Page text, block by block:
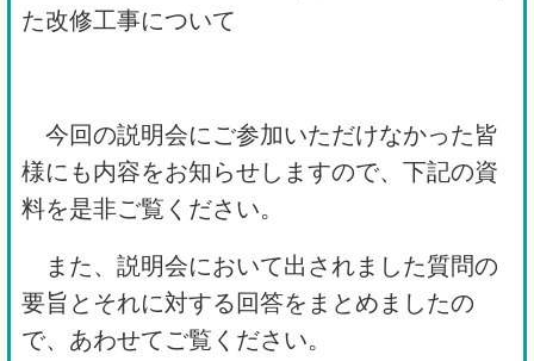
た改修工事について
今回の説明会にご参加いただけなかった皆
様にも内容をお知らせしますので、下記の資
料を是非ご覧ください。
また、説明会において出されました質問の
要旨とそれに対する回答をまとめましたの
で、あわせてご覧ください。